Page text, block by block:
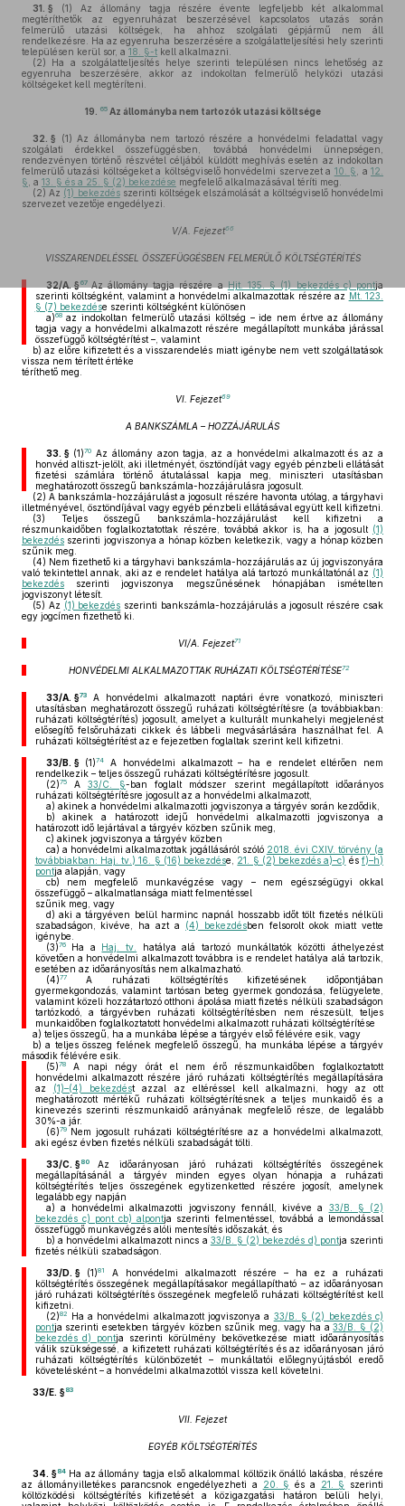
31. § (1) Az állomány tagja részére évente legfeljebb két alkalommal
megtéríthetők az egyenruházat beszerzésével kapcsolatos utazás során
felmerülő utazási költségek, ha ahhoz szolgálati gépjármű nem áll
rendelkezésre. Ha az egyenruha beszerzésére a szolgálatteljesítési hely szerinti
településen kerül sor, a 18. §-t kell alkalmazni.
(2) Ha a szolgálatteljesítés helye szerinti településen nincs lehetőség az
egyenruha beszerzésére, akkor az indokoltan felmerülő helyközi utazási
költségeket kell megtéríteni.
19. 65Az állományba nem tartozók utazási költsége
32. § (1) Az állományba nem tartozó részére a honvédelmi feladattal vagy
szolgálati érdekkel összefüggésben, továbbá honvédelmi ünnepségen,
rendezvényen történő részvétel céljából küldött meghívás esetén az indokoltan
felmerülő utazási költségeket a költségviselő honvédelmi szervezet a 10. § , a12.
§ , a 13. § és a 25. § (2) bekezdése megfelelő alkalmazásával téríti meg.
(2) Az (1) bekezdésszerinti költségek elszámolását a költségviselő honvédelmi
szervezet vezetője engedélyezi.
V/A. Fejezet66
VISSZARENDELÉSSEL ÖSSZEFÜGGÉSBEN FELMERÜLŐ KÖLTSÉGTÉRÍTÉS
32/A. § 67 Az állomány tagja részére a Hjt. 135. § (1) bekezdés c) pontja
szerinti költségként, valamint a honvédelmi alkalmazottak részére az Mt. 123.
§ (7) bekezdése szerinti költségként különösen
a)68az indokoltan felmerülő utazási költség – ide nem értve az állomány
tagja vagy a honvédelmi alkalmazott részére megállapított munkába járással
összefüggő költségtérítést –, valamint
b) az előre kifizetett és a visszarendelés miatt igénybe nem vett szolgáltatások
vissza nem térített értéke
téríthető meg.
VI. Fejezet69
A BANKSZÁMLA – HOZZÁJÁRULÁS
33. §(1)70 Az állomány azon tagja, az a honvédelmi alkalmazott és az a
honvéd altiszt-jelölt, aki illetményét, ösztöndíját vagy egyéb pénzbeli ellátását
fizetési számlára történő átutalással kapja meg, miniszteri utasításban
meghatározott összegű bankszámla-hozzájárulásra jogosult.
(2) A bankszámla-hozzájárulást a jogosult részére havonta utólag, a tárgyhavi
illetményével, ösztöndíjával vagy egyéb pénzbeli ellátásával együtt kell kifizetni.
(3) Teljes összegű bankszámla-hozzájárulást kell kifizetni a
részmunkaidőben foglalkoztatottak részére, továbbá akkor is, ha a jogosult (1)
bekezdés szerinti jogviszonya a hónap közben keletkezik, vagy a hónap közben
szűnik meg.
(4) Nem fizethető ki a tárgyhavi bankszámla-hozzájárulás az új jogviszonyára
való tekintettel annak, aki az e rendelet hatálya alá tartozó munkáltatónál az (1)
bekezdés szerinti jogviszonya megszűnésének hónapjában ismételten
jogviszonyt létesít.
(5) Az (1) bekezdés szerinti bankszámla-hozzájárulás a jogosult részére csak
egy jogcímen fizethető ki.
VI/A. Fejezet71
HONVÉDELMI ALKALMAZOTTAK RUHÁZATI KÖLTSÉGTÉRÍTÉSE72
33/A. §73
A honvédelmi alkalmazott naptári évre vonatkozó, miniszteri
utasításban meghatározott összegű ruházati költségtérítésre (a továbbiakban:
ruházati költségtérítés) jogosult, amelyet a kulturált munkahelyi megjelenést
elősegítő felsőruházati cikkek és lábbeli megvásárlására használhat fel. A
ruházati költségtérítést az e fejezetben foglaltak szerint kell kifizetni.
33/B. §(1)74
A honvédelmi alkalmazott – ha e rendelet eltérően nem
rendelkezik – teljes összegű ruházati költségtérítésre jogosult.
(2)75A 33/C. §-ban foglalt módszer szerint megállapított időarányos
ruházati költségtérítésre jogosult az a honvédelmi alkalmazott,
a) akinek a honvédelmi alkalmazotti jogviszonya a tárgyév során kezdődik,
b) akinek a határozott idejű honvédelmi alkalmazotti jogviszonya a
határozott idő lejártával a tárgyév közben szűnik meg,
c) akinek jogviszonya a tárgyév közben
ca) a honvédelmi alkalmazottak jogállásáról szóló 2018. évi CXIV. törvény (a
továbbiakban: Haj. tv.) 16. § (16) bekezdése, 21. § (2) bekezdés a)–c) ésf)–h)
pontja alapján, vagy
cb) nem megfelelő munkavégzése vagy – nem egészségügyi okkal
összefüggő – alkalmatlansága miatt felmentéssel
szűnik meg, vagy
d) aki a tárgyéven belül harminc napnál hosszabb időt tölt fizetés nélküli
szabadságon, kivéve, ha azt a (4) bekezdésben felsorolt okok miatt vette
igénybe.
(3)76Ha a Haj. tv.
hatálya alá tartozó munkáltatók közötti áthelyezést
követően a honvédelmi alkalmazott továbbra is e rendelet hatálya alá tartozik,
esetében az időarányosítás nem alkalmazható.
(4)77A ruházati költségtérítés kifizetésének időpontjában
gyermekgondozás, valamint tartósan beteg gyermek gondozása, felügyelete,
valamint közeli hozzátartozó otthoni ápolása miatt fizetés nélküli szabadságon
tartózkodó, a tárgyévben ruházati költségtérítésben nem részesült, teljes
munkaidőben foglalkoztatott honvédelmi alkalmazott ruházati költségtérítése
a) teljes összegű, ha a munkába lépése a tárgyév első félévére esik, vagy
b) a teljes összeg felének megfelelő összegű, ha munkába lépése a tárgyév
második félévére esik.
(5)78A napi négy órát el nem érő részmunkaidőben foglalkoztatott
honvédelmi alkalmazott részére járó ruházati költségtérítés megállapítására
az
(1)–(4) bekezdést azzal az eltéréssel kell alkalmazni, hogy az ott
meghatározott mértékű ruházati költségtérítésnek a teljes munkaidő és a
kinevezés szerinti részmunkaidő arányának megfelelő része, de legalább
30%-a jár.
(6)79Nem jogosult ruházati költségtérítésre az a honvédelmi alkalmazott,
aki egész évben fizetés nélküli szabadságát tölti.
33/C. §80
Az időarányosan járó ruházati költségtérítés összegének
megállapításánál a tárgyév minden egyes olyan hónapja a ruházati
költségtérítés teljes összegének egytizenketted részére jogosít, amelynek
legalább egy napján
a) a honvédelmi alkalmazotti jogviszony fennáll, kivéve a 33/B. § (2)
bekezdés c) pont cb) alpontja szerinti felmentéssel, továbbá a lemondással
összefüggő munkavégzés alóli mentesítés időszakát, és
b) a honvédelmi alkalmazott nincs a 33/B. § (2) bekezdés d) pontja szerinti
fizetés nélküli szabadságon.
33/D. §(1)81
A honvédelmi alkalmazott részére – ha ez a ruházati
költségtérítés összegének megállapításakor megállapítható – az időarányosan
járó ruházati költségtérítés összegének megfelelő ruházati költségtérítést kell
kifizetni.
(2)82 Ha a honvédelmi alkalmazott jogviszonya a 33/B. § (2) bekezdés c)
pontja szerinti esetekben tárgyév közben szűnik meg, vagy ha a33/B. § (2)
bekezdés d) pontja szerinti körülmény bekövetkezése miatt időarányosítás
válik szükségessé, a kifizetett ruházati költségtérítés és az időarányosan járó
ruházati költségtérítés különbözetét – munkáltatói előlegnyújtásból eredő
követelésként – a honvédelmi alkalmazottól vissza kell követelni.
33/E. §83
VII. Fejezet
EGYÉB KÖLTSÉGTÉRÍTÉS
34. §84 Ha az állomány tagja első alkalommal költözik önálló lakásba, részére
az állományilletékes parancsnok engedélyezheti a
20. § és a 21. §
szerinti
költözködési költségtérítés kifizetését a közigazgatási határon belüli helyi,